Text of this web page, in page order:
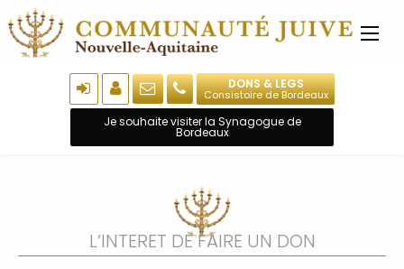
DONS & LEGS
Consistoire de Bordeaux
Je souhaite visiter la Synagogue de
Bordeaux
L’INTERET DE FAIRE UN DON